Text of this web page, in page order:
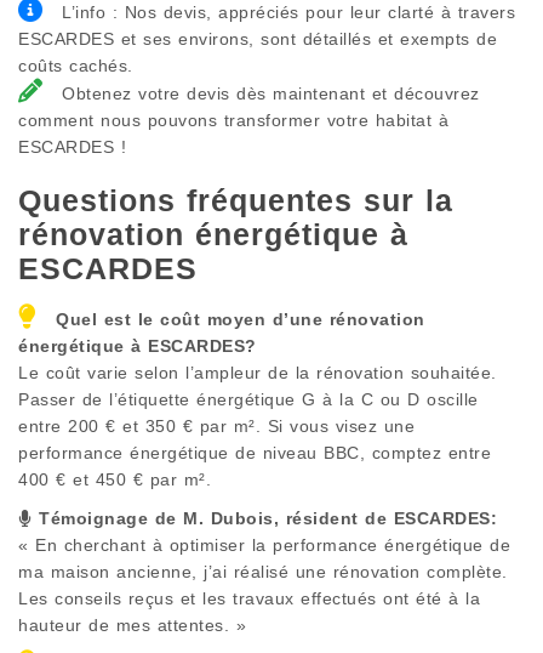
L’info : Nos devis, appréciés pour leur clarté à travers
ESCARDES et ses environs, sont détaillés et exempts de
coûts cachés.
Obtenez votre devis dès maintenant et découvrez
comment nous pouvons transformer votre habitat à
ESCARDES !
Questions fréquentes sur la
rénovation énergétique à
ESCARDES
Quel est le coût moyen d’une rénovation
énergétique à ESCARDES?
Le coût varie selon l’ampleur de la rénovation souhaitée.
Passer de l’étiquette énergétique G à la C ou D oscille
entre 200 € et 350 € par m². Si vous visez une
performance énergétique de niveau BBC, comptez entre
400 € et 450 € par m².
Témoignage de M. Dubois, résident de ESCARDES:
« En cherchant à optimiser la performance énergétique de
ma maison ancienne, j’ai réalisé une rénovation complète.
Les conseils reçus et les travaux effectués ont été à la
hauteur de mes attentes. »